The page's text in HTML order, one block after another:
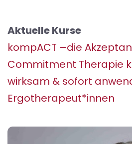
Aktuelle Kurse
kompACT –die
Commitment Therapie
wirksam & sofort
Ergotherapeut*innen